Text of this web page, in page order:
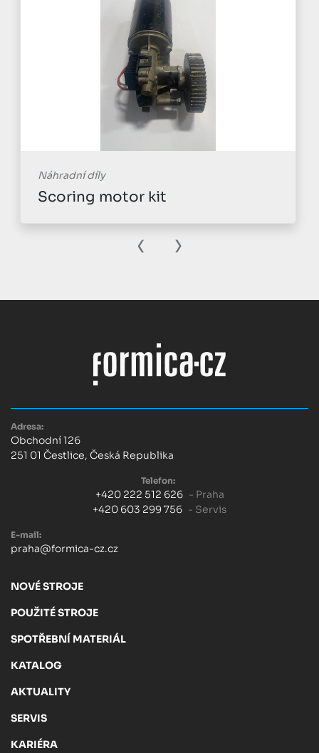
Náhradní díly
Scoring motor kit
‹ ›
Adresa:
Obchodní 126
251 01 Čestlice, Česká Republika
Telefon:
+420 222 512 626 - Praha
+420 603 299 756 - Servis
E-mail:
praha@formica-cz.cz
NOVÉ STROJE
POUŽITÉ STROJE
SPOTŘEBNÍ MATERIÁL
KATALOG
AKTUALITY
SERVIS
KARIÉRA